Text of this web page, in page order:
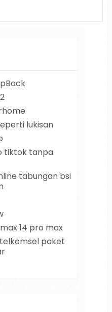
lukisan
tiktok tanpa
tabungan bsi
14 pro max
paket